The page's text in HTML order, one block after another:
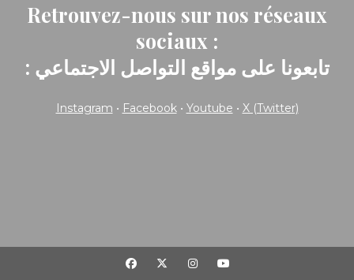
Retrouvez-nous sur nos réseaux
sociaux :
: تابعونا على مواقع التواصل الاجتماعي
Instagram • Facebook• Youtube • X (Twitter)